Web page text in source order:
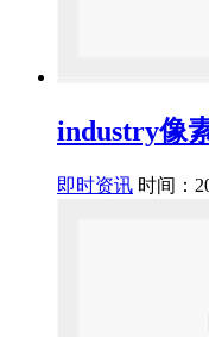
industry像
即时资讯 时间：